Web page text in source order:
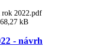
rok 2022.pdf
kB
- návrh